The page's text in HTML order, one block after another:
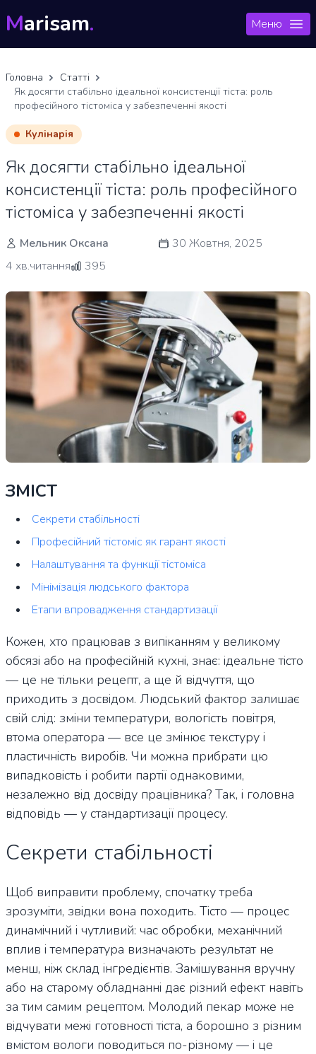
Marisam. Меню
Головна
Статті
Як досягти стабільно ідеальної консистенції тіста: роль
професійного тістоміса у забезпеченні якості
Кулінарія
Як досягти стабільно ідеальної
консистенції тіста: роль професійного
тістоміса у забезпеченні якості
Мельник Оксана
30 Жовтня, 2025
4 хв.читання
395
ЗМІСТ
Секрети стабільності
Професійний тістоміс як гарант якості
Налаштування та функції тістоміса
Мінімізація людського фактора
Етапи впровадження стандартизації
Кожен, хто працював з випіканням у великому
обсязі або на професійній кухні, знає: ідеальне тісто
— це не тільки рецепт, а ще й відчуття, що
приходить з досвідом. Людський фактор залишає
свій слід: зміни температури, вологість повітря,
втома оператора — все це змінює текстуру і
пластичність виробів. Чи можна прибрати цю
випадковість і робити партії однаковими,
незалежно від досвіду працівника? Так, і головна
відповідь — у стандартизації процесу.
Секрети стабільності
Щоб виправити проблему, спочатку треба
зрозуміти, звідки вона походить. Тісто — процес
динамічний і чутливий: час обробки, механічний
вплив і температура визначають результат не
менш, ніж склад інгредієнтів. Замішування вручну
або на старому обладнанні дає різний ефект навіть
за тим самим рецептом. Молодий пекар може не
відчувати межі готовності тіста, а борошно з різним
вмістом вологи поводиться по-різному — і це